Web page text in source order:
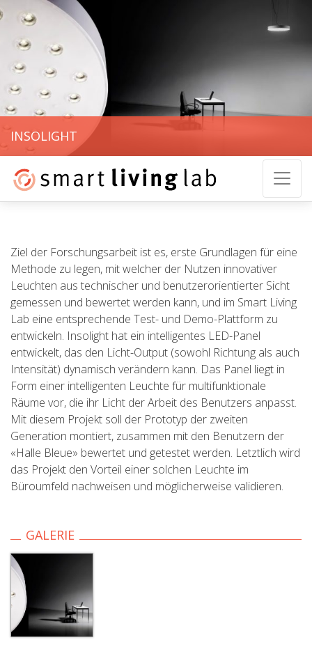
INSOLIGHT
Ziel der Forschungsarbeit ist es, erste Grundlagen für eine
Methode zu legen, mit welcher der Nutzen innovativer
Leuchten aus technischer und benutzerorientierter Sicht
gemessen und bewertet werden kann, und im Smart Living
Lab eine entsprechende Test- und Demo-Plattform zu
entwickeln. Insolight hat ein intelligentes LED-Panel
entwickelt, das den Licht-Output (sowohl Richtung als auch
Intensität) dynamisch verändern kann. Das Panel liegt in
Form einer intelligenten Leuchte für multifunktionale
Räume vor, die ihr Licht der Arbeit des Benutzers anpasst.
Mit diesem Projekt soll der Prototyp der zweiten
Generation montiert, zusammen mit den Benutzern der
«Halle Bleue» bewertet und getestet werden. Letztlich wird
das Projekt den Vorteil einer solchen Leuchte im
Büroumfeld nachweisen und möglicherweise validieren.
GALERIE